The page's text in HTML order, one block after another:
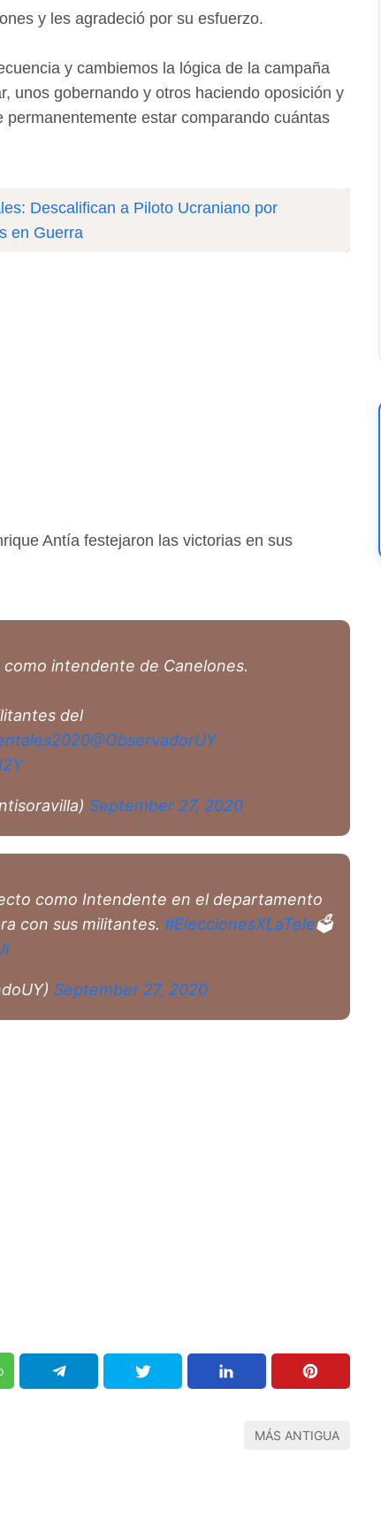
y les agradeció por su esfuerzo.
y cambiemos la lógica de la campaña
unos gobernando y otros haciendo oposición y
estar comparando cuántas
Descalifican a Piloto Ucraniano por
en Guerra
Antía festejaron las victorias en sus
intendente de Canelones.
del
@ObservadorUY
September 27, 2020
como Intendente en el departamento
con sus militantes. #EleccionesXLaTele🗳️
September 27, 2020
MÁS ANTIGUA